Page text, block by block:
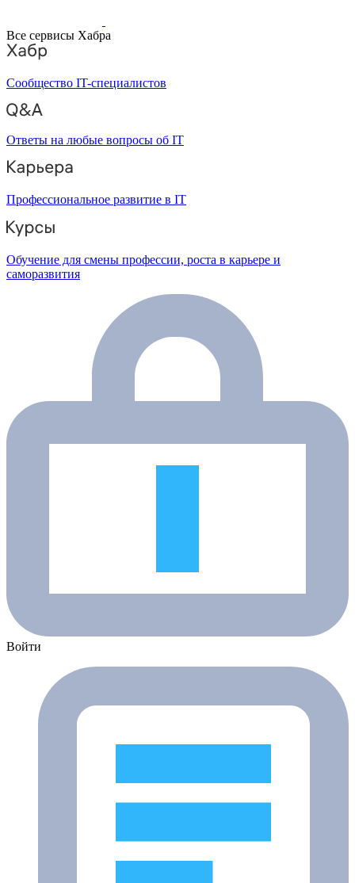
Все сервисы Хабра
Сообщество IT-специалистов
Ответы на любые вопросы об IT
Профессиональное развитие в IT
Обучение для смены профессии, роста в карьере и
саморазвития
Войти